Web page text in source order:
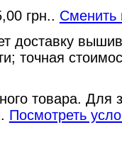
грн.. Сменить
доставку
точная
товара. Для
Посмотреть